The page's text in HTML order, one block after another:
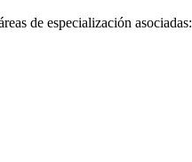
de especialización asociadas: